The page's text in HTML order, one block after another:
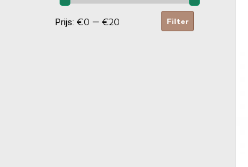
Filter
Prijs: €0 — €20